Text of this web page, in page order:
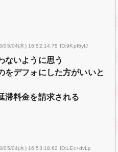
05/04(木) 16:52:14.75 ID:9KpI6yIJ
ないように思う
をデフォにした方がいいと
滞料金を請求される
05/04(木) 16:53:18.62 ID:LEc+dvLp